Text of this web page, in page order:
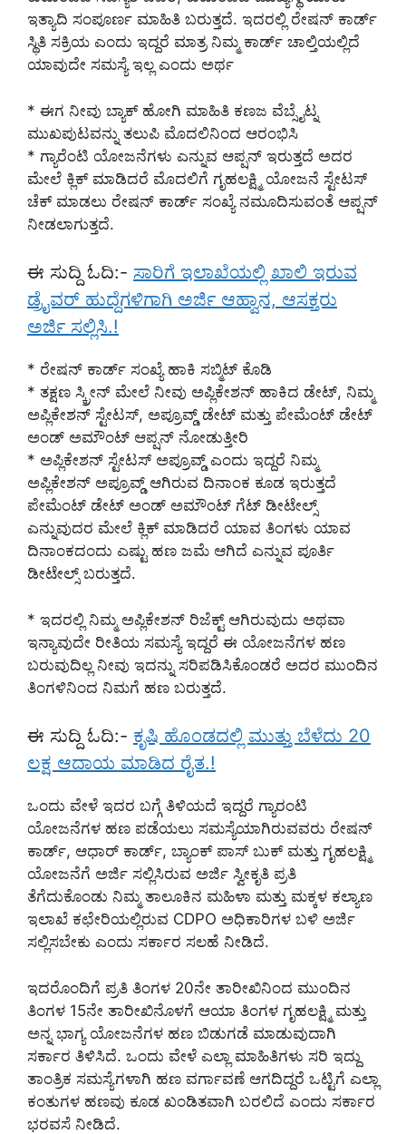
ಇತ್ಯಾದಿ ಸಂಪೂರ್ಣ ಮಾಹಿತಿ ಬರುತ್ತದೆ. ಇದರಲ್ಲಿ ರೇಷನ್ ಕಾರ್ಡ್
ಸ್ಥಿತಿ ಸಕ್ರಿಯ ಎಂದು ಇದ್ದರೆ ಮಾತ್ರ ನಿಮ್ಮ ಕಾರ್ಡ್ ಚಾಲ್ತಿಯಲ್ಲಿದೆ
ಯಾವುದೇ ಸಮಸ್ಯೆ ಇಲ್ಲ ಎಂದು ಅರ್ಥ
* ಈಗ ನೀವು ಬ್ಯಾಕ್ ಹೋಗಿ ಮಾಹಿತಿ ಕಣಜ ವೆಬ್ಸೈಟ್ನ
ಮುಖಪುಟವನ್ನು ತಲುಪಿ ಮೊದಲಿನಿಂದ ಆರಂಭಿಸಿ
* ಗ್ಯಾರೆಂಟಿ ಯೋಜನೆಗಳು ಎನ್ನುವ ಆಪ್ಷನ್ ಇರುತ್ತದೆ ಅದರ
ಮೇಲೆ ಕ್ಲಿಕ್ ಮಾಡಿದರೆ ಮೊದಲಿಗೆ ಗೃಹಲಕ್ಷ್ಮಿ ಯೋಜನೆ ಸ್ಟೇಟಸ್
ಚೆಕ್ ಮಾಡಲು ರೇಷನ್ ಕಾರ್ಡ್ ಸಂಖ್ಯೆ ನಮೂದಿಸುವಂತೆ ಆಪ್ಷನ್
ನೀಡಲಾಗುತ್ತದೆ.
ಈ ಸುದ್ದಿ ಓದಿ:- ಸಾರಿಗೆ ಇಲಾಖೆಯಲ್ಲಿ ಖಾಲಿ ಇರುವ
ಡ್ರೈವರ್ ಹುದ್ದೆಗಳಿಗಾಗಿ ಅರ್ಜಿ ಆಹ್ವಾನ, ಆಸಕ್ತರು
ಅರ್ಜಿ ಸಲ್ಲಿಸಿ.!
* ರೇಷನ್ ಕಾರ್ಡ್ ಸಂಖ್ಯೆ ಹಾಕಿ ಸಬ್ಮಿಟ್ ಕೊಡಿ
* ತಕ್ಷಣ ಸ್ಕ್ರೀನ್ ಮೇಲೆ ನೀವು ಅಪ್ಲಿಕೇಶನ್ ಹಾಕಿದ ಡೇಟ್, ನಿಮ್ಮ
ಅಪ್ಲಿಕೇಶನ್ ಸ್ಟೇಟಸ್, ಅಪ್ರೂವ್ಡ್ ಡೇಟ್ ಮತ್ತು ಪೇಮೆಂಟ್ ಡೇಟ್
ಅಂಡ್ ಅಮೌಂಟ್ ಆಪ್ಷನ್ ನೋಡುತ್ತೀರಿ
* ಅಪ್ಲಿಕೇಶನ್ ಸ್ಟೇಟಸ್ ಅಪ್ರೂವ್ಡ್ ಎಂದು ಇದ್ದರೆ ನಿಮ್ಮ
ಅಪ್ಲಿಕೇಶನ್ ಅಪ್ರೂವ್ಡ್ ಆಗಿರುವ ದಿನಾಂಕ ಕೂಡ ಇರುತ್ತದೆ
ಪೇಮೆಂಟ್ ಡೇಟ್ ಅಂಡ್ ಅಮೌಂಟ್ ಗೆಟ್ ಡೀಟೇಲ್ಸ್
ಎನ್ನುವುದರ ಮೇಲೆ ಕ್ಲಿಕ್ ಮಾಡಿದರೆ ಯಾವ ತಿಂಗಳು ಯಾವ
ದಿನಾಂಕದಂದು ಎಷ್ಟು ಹಣ ಜಮೆ ಆಗಿದೆ ಎನ್ನುವ ಪೂರ್ತಿ
ಡೀಟೇಲ್ಸ್ ಬರುತ್ತದೆ.
* ಇದರಲ್ಲಿ ನಿಮ್ಮ ಅಪ್ಲಿಕೇಶನ್ ರಿಜೆಕ್ಟ್ ಆಗಿರುವುದು ಅಥವಾ
ಇನ್ಯಾವುದೇ ರೀತಿಯ ಸಮಸ್ಯೆ ಇದ್ದರೆ ಈ ಯೋಜನೆಗಳ ಹಣ
ಬರುವುದಿಲ್ಲ ನೀವು ಇದನ್ನು ಸರಿಪಡಿಸಿಕೊಂಡರೆ ಅದರ ಮುಂದಿನ
ತಿಂಗಳಿನಿಂದ ನಿಮಗೆ ಹಣ ಬರುತ್ತದೆ.
ಈ ಸುದ್ದಿ ಓದಿ:- ಕೃಷಿ ಹೊಂಡದಲ್ಲಿ ಮುತ್ತು ಬೆಳೆದು 20
ಲಕ್ಷ ಆದಾಯ ಮಾಡಿದ ರೈತ.!
ಒಂದು ವೇಳೆ ಇದರ ಬಗ್ಗೆ ತಿಳಿಯದೆ ಇದ್ದರೆ ಗ್ಯಾರಂಟಿ
ಯೋಜನೆಗಳ ಹಣ ಪಡೆಯಲು ಸಮಸ್ಯೆಯಾಗಿರುವವರು ರೇಷನ್
ಕಾರ್ಡ್, ಆಧಾರ್ ಕಾರ್ಡ್, ಬ್ಯಾಂಕ್ ಪಾಸ್ ಬುಕ್ ಮತ್ತು ಗೃಹಲಕ್ಷ್ಮಿ
ಯೋಜನೆಗೆ ಅರ್ಜಿ ಸಲ್ಲಿಸಿರುವ ಅರ್ಜಿ ಸ್ವೀಕೃತಿ ಪ್ರತಿ
ತೆಗೆದುಕೊಂಡು ನಿಮ್ಮ ತಾಲೂಕಿನ ಮಹಿಳಾ ಮತ್ತು ಮಕ್ಕಳ ಕಲ್ಯಾಣ
ಇಲಾಖೆ ಕಛೇರಿಯಲ್ಲಿರುವ CDPO ಅಧಿಕಾರಿಗಳ ಬಳಿ ಅರ್ಜಿ
ಸಲ್ಲಿಸಬೇಕು ಎಂದು ಸರ್ಕಾರ ಸಲಹೆ ನೀಡಿದೆ.
ಇದರೊಂದಿಗೆ ಪ್ರತಿ ತಿಂಗಳ 20ನೇ ತಾರೀಖಿನಿಂದ ಮುಂದಿನ
ತಿಂಗಳ 15ನೇ ತಾರೀಖಿನೊಳಗೆ ಆಯಾ ತಿಂಗಳ ಗೃಹಲಕ್ಷ್ಮಿ ಮತ್ತು
ಅನ್ನ ಭಾಗ್ಯ ಯೋಜನೆಗಳ ಹಣ ಬಿಡುಗಡೆ ಮಾಡುವುದಾಗಿ
ಸರ್ಕಾರ ತಿಳಿಸಿದೆ. ಒಂದು ವೇಳೆ ಎಲ್ಲಾ ಮಾಹಿತಿಗಳು ಸರಿ ಇದ್ದು
ತಾಂತ್ರಿಕ ಸಮಸ್ಯೆಗಳಾಗಿ ಹಣ ವರ್ಗಾವಣೆ ಆಗದಿದ್ದರೆ ಒಟ್ಟಿಗೆ ಎಲ್ಲಾ
ಕಂತುಗಳ ಹಣವು ಕೂಡ ಖಂಡಿತವಾಗಿ ಬರಲಿದೆ ಎಂದು ಸರ್ಕಾರ
ಭರವಸೆ ನೀಡಿದೆ.